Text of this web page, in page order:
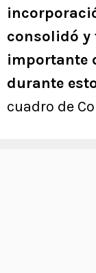
consolidó y
importante
durante
cuadro de